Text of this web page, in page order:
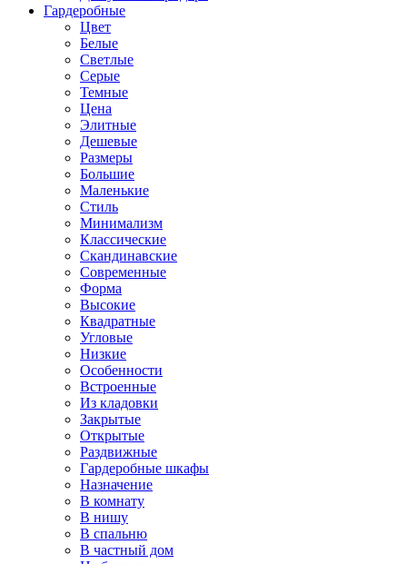
Гардеробные
Цвет
Белые
Светлые
Серые
Темные
Цена
Элитные
Дешевые
Размеры
Большие
Маленькие
Стиль
Минимализм
Классические
Скандинавские
Современные
Форма
Высокие
Квадратные
Угловые
Низкие
Особенности
Встроенные
Из кладовки
Закрытые
Открытые
Раздвижные
Гардеробные шкафы
Назначение
В комнату
В нишу
В спальню
В частный дом